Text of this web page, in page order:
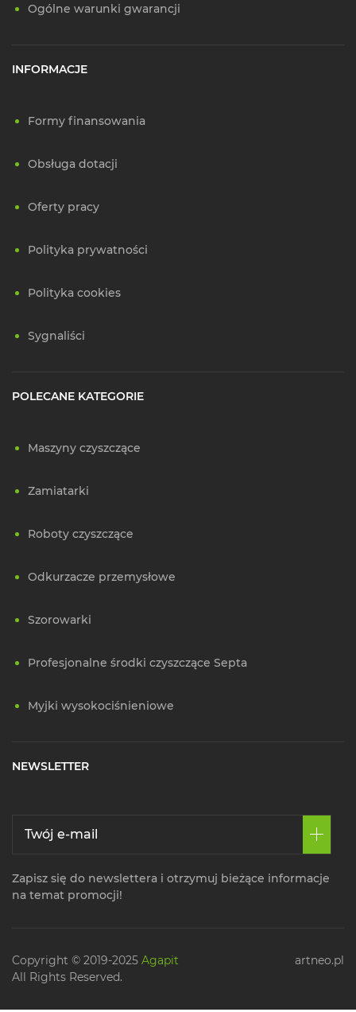
Ogólne warunki gwarancji
INFORMACJE
Formy finansowania
Obsługa dotacji
Oferty pracy
Polityka prywatności
Polityka cookies
Sygnaliści
POLECANE KATEGORIE
Maszyny czyszczące
Zamiatarki
Roboty czyszczące
Odkurzacze przemysłowe
Szorowarki
Profesjonalne środki czyszczące Septa
Myjki wysokociśnieniowe
NEWSLETTER
Zapisz się do newslettera i otrzymuj bieżące informacje
na temat promocji!
Copyright © 2019-2025 Agapit
All Rights Reserved.
artneo.pl